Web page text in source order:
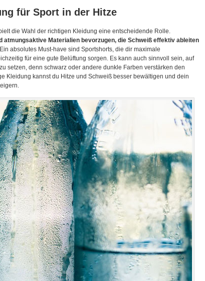
für Sport in der Hitze
die Wahl der richtigen Kleidung eine entscheidende Rolle.
atmungsaktive Materialien bevorzugen, die Schweiß effektiv ableiten
absolutes Must-have sind Sportshorts, die dir maximale
für eine gute Belüftung sorgen. Es kann auch sinnvoll sein, auf
zu setzen, denn schwarz oder andere dunkle Farben verstärken den
Kleidung kannst du Hitze und Schweiß besser bewältigen und dein